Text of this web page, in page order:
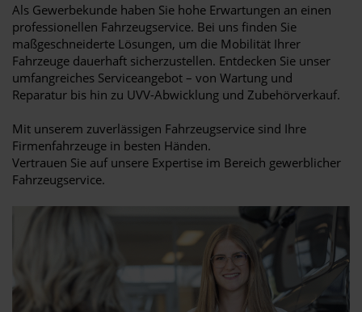
Als Gewerbekunde haben Sie hohe Erwartungen an einen
professionellen Fahrzeugservice. Bei uns finden Sie
maßgeschneiderte Lösungen, um die Mobilität Ihrer
Fahrzeuge dauerhaft sicherzustellen. Entdecken Sie unser
umfangreiches Serviceangebot – von Wartung und
Reparatur bis hin zu UVV-Abwicklung und Zubehörverkauf.
Mit unserem zuverlässigen Fahrzeugservice sind Ihre
Firmenfahrzeuge in besten Händen.
Vertrauen Sie auf unsere Expertise im Bereich gewerblicher
Fahrzeugservice.